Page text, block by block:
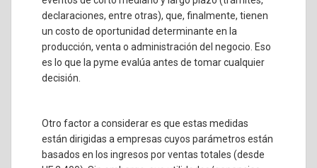
declaraciones, entre otras), que, finalmente, tienen
un costo de oportunidad determinante en la
producción, venta o administración del negocio. Eso
es lo que la pyme evalúa antes de tomar cualquier
decisión.
Otro factor a considerar es que estas medidas
están dirigidas a empresas cuyos parámetros están
basados en los ingresos por ventas totales (desde